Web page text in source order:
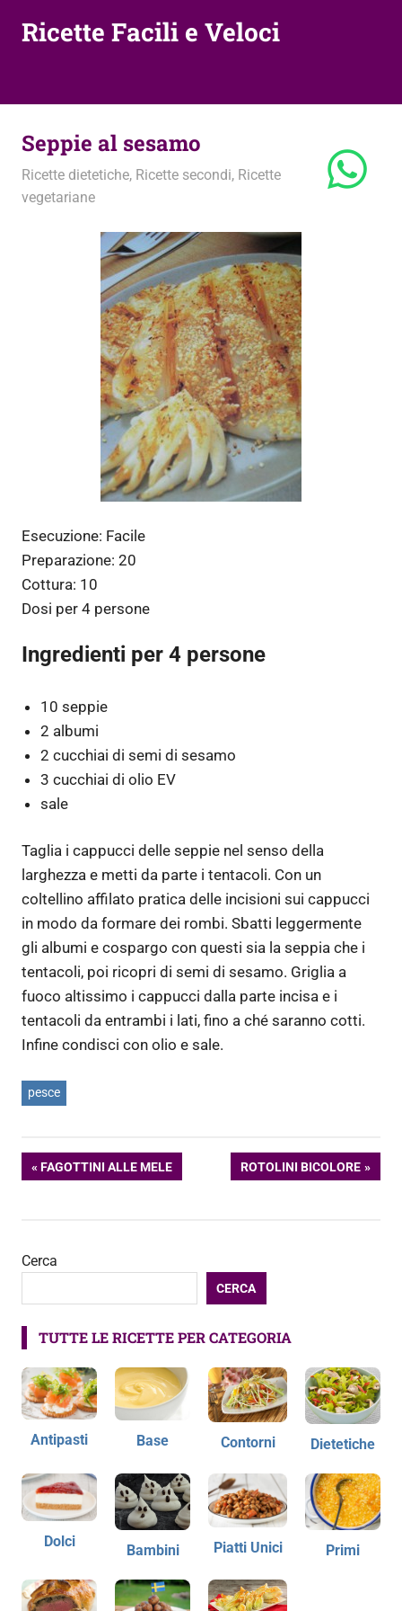
Ricette Facili e Veloci
Seppie al sesamo
10 Dicembre 2012
admin
Ricette dietetiche, Ricette secondi, Ricette
vegetariane
Esecuzione: Facile
Preparazione: 20
Cottura: 10
Dosi per 4 persone
Ingredienti per 4 persone
10 seppie
2 albumi
2 cucchiai di semi di sesamo
3 cucchiai di olio EV
sale
Taglia i cappucci delle seppie nel senso della
larghezza e metti da parte i tentacoli. Con un
coltellino affilato pratica delle incisioni sui cappucci
in modo da formare dei rombi. Sbatti leggermente
gli albumi e cospargo con questi sia la seppia che i
tentacoli, poi ricopri di semi di sesamo. Griglia a
fuoco altissimo i cappucci dalla parte incisa e i
tentacoli da entrambi i lati, fino a ché saranno cotti.
Infine condisci con olio e sale.
pesce
Navigazione
ARTICOLO
FAGOTTINI ALLE MELE
ARTICOLO
ROTOLINI BICOLORE
Cerca
CERCA
TUTTE LE RICETTE PER CATEGORIA
Antipasti Base Contorni Dietetiche
Dolci
Bambini Piatti Unici Primi